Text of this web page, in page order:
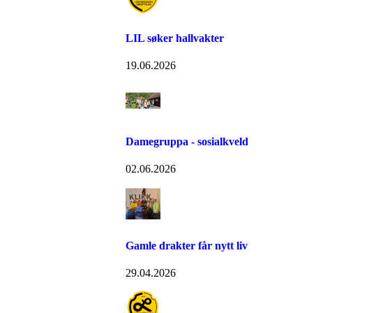
LIL søker hallvakter
19.06.2026
Damegruppa - sosialkveld
02.06.2026
Gamle drakter får nytt liv
29.04.2026